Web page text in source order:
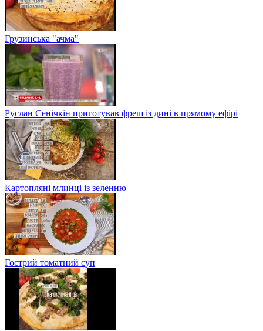
Грузинська "ачма"
Руслан Сенічкін приготував фреш із дині в прямому ефірі
Картопляні млинці із зеленню
Гострий томатний суп